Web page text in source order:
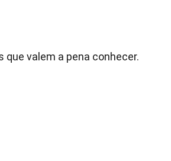
valem a pena conhecer.